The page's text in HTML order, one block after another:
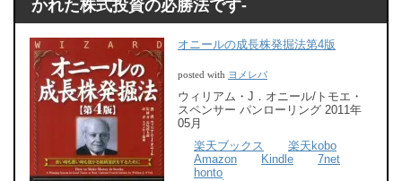
かれた株式投資の必勝法です-
オニールの成長株発掘法第4版
posted with ヨメレバ
ウィリアム・J．オニール/トモエ・
スペンサー パンローリング 2011年
05月
楽天ブックス
楽天kobo
Amazon
Kindle
7net
honto